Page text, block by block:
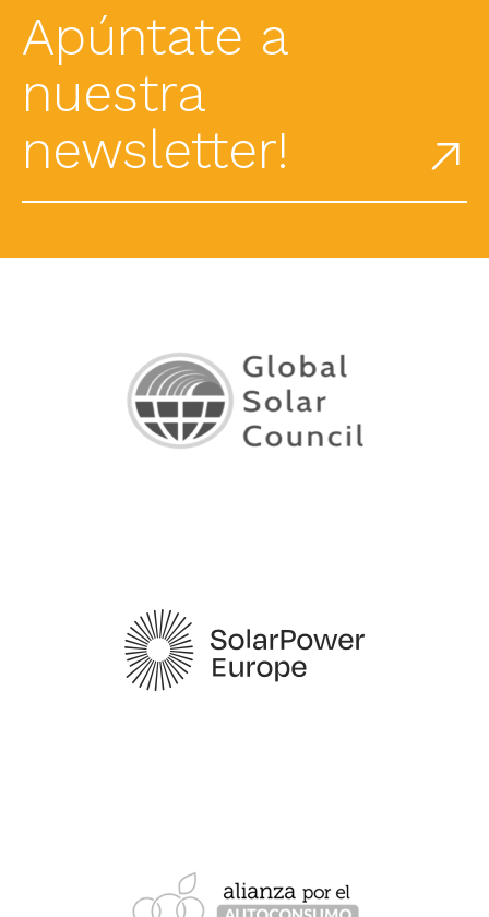
Apúntate a
nuestra
newsletter!